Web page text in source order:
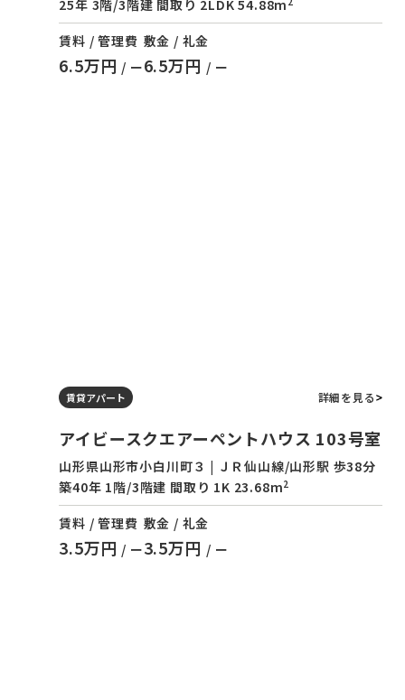
25年 3階/3階建 間取り 2LDK 54.88m
賃料 / 管理費
6.5万円 / ー
敷金 / 礼金
6.5万円 / ー
賃貸アパート 詳細を見る
アイビースクエアーペントハウス 103号室
山形県山形市小白川町３ | ＪＲ仙山線/山形駅 歩38分
築40年 1階/3階建 間取り 1K 23.68m2
賃料 / 管理費
3.5万円 / ー
敷金 / 礼金
3.5万円 / ー